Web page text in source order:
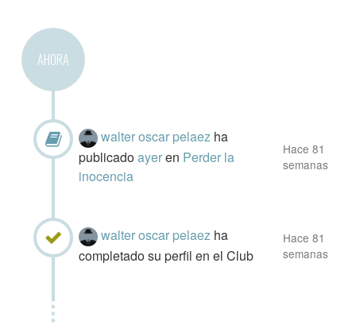
AHORA
walter oscar pelaez ha
publicadoayeren Perder la
inocencia
Hace 81
semanas
walter oscar pelaez ha
completado su perfil en el Club
Hace 81
semanas